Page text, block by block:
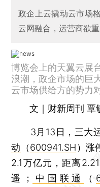
政企上云撬动云市场
云网融合，运营商欲
博览会上的天翼云展
浪潮，政企市场的巨
云市场供给方的势力
文｜财新周刊 覃
3月13日，三大运
动 （600941.SH ）涨
2.1万亿元，距离
遥；
中国联通 （